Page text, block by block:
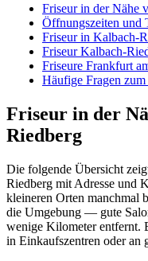
Friseur in der Nähe
Öffnungszeiten und
Friseur in Kalbach-
Friseur Kalbach-
Friseure Frankfurt
Häufige Fragen
Friseur in der
Riedberg
Die folgende Übersicht
Riedberg mit Adresse und
kleineren Orten manchmal
die Umgebung — gute
wenige Kilometer entfernt.
in Einkaufszentren oder an